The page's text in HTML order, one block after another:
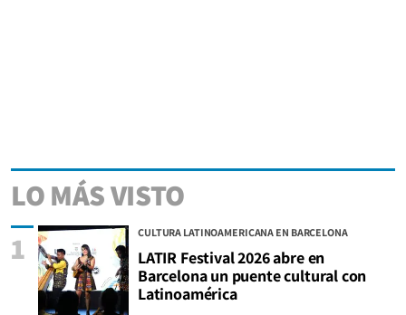
LO MÁS VISTO
CULTURA LATINOAMERICANA EN BARCELONA
LATIR Festival 2026 abre en
Barcelona un puente cultural con
Latinoamérica
1